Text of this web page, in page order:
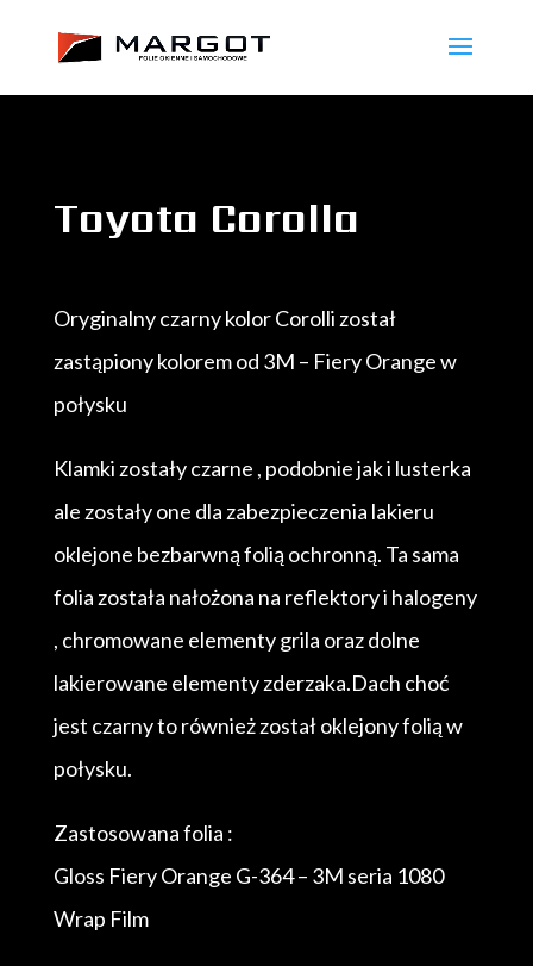
Toyota Corolla
Oryginalny czarny kolor Corolli został
zastąpiony kolorem od 3M – Fiery Orange w
połysku
Klamki zostały czarne , podobnie jak i lusterka
ale zostały one dla zabezpieczenia lakieru
oklejone bezbarwną folią ochronną. Ta sama
folia została nałożona na reflektory i halogeny
, chromowane elementy grila oraz dolne
lakierowane elementy zderzaka.Dach choć
jest czarny to również został oklejony folią w
połysku.
Zastosowana folia :
Gloss Fiery Orange G-364 – 3M seria 1080
Wrap Film